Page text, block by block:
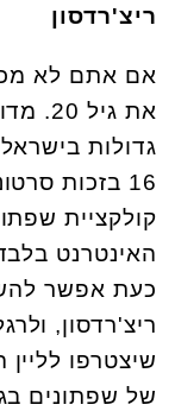
ריצ'רדסון
אם אתם לא
את
גדולות
16 בזכות
קולקציית
האינטרנט
כעת אפשר
ריצ'רדסון,
שיצטרפו
של שפתונים